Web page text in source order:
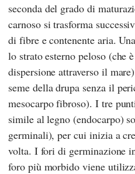
seconda del grado di
carnoso si trasforma
di fibre e contenente aria.
lo strato esterno peloso (che
dispersione attraverso il
seme della drupa senza il
mesocarpo fibroso). I tre
simile al legno (endocarpo)
germinali), per cui inizia a
volta. I fori di germinazione
foro più morbido viene